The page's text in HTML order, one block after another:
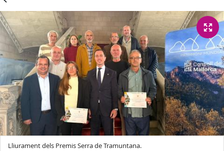
Lliurament dels Premis Serra de Tramuntana.